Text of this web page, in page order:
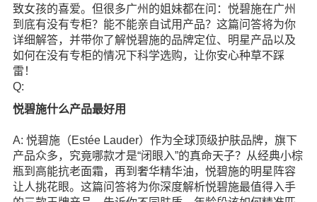
致女孩的喜爱。但很多广州的姐妹都在问：悦碧施在广州
到底有没有专柜？能不能亲自试用产品？这篇问答将为你
详细解答，并带你了解悦碧施的品牌定位、明星产品以及
如何在没有专柜的情况下科学选购，让你安心种草不踩
雷！
Q:
悦碧施什么产品最好用
A: 悦碧施（Estée Lauder）作为全球顶级护肤品牌，旗下
产品众多，究竟哪款才是“闭眼入”的真命天子？从经典小棕
瓶到高能抗老面霜，再到奢华精华油，悦碧施的明星阵容
让人挑花眼。这篇问答将为你深度解析悦碧施最值得入手